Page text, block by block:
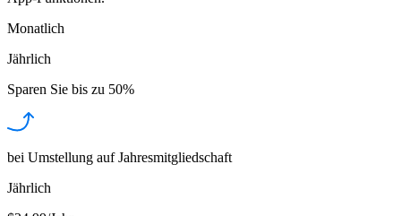
Monatlich
Jährlich
Sparen Sie bis zu 50%
bei Umstellung auf Jahresmitgliedschaft
Jährlich